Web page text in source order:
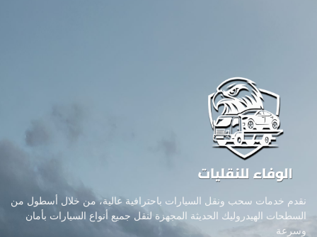
نقدم خدمات سحب ونقل السيارات باحترافية عالية، من خلال أسطول من
السطحات الهيدروليك الحديثة المجهزة لنقل جميع أنواع السيارات بأمان
وسرعة